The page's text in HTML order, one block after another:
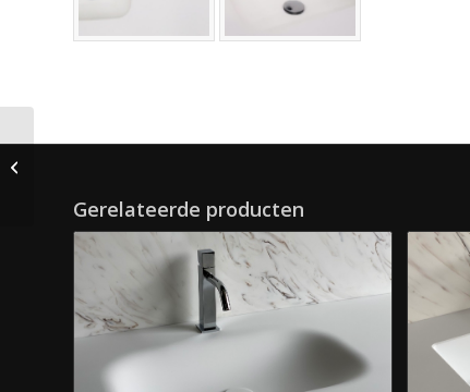
Gerelateerde producten